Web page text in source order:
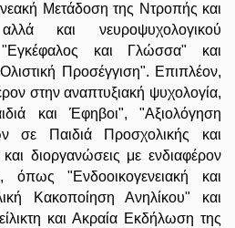
Μετάδοση της Ντροπής και
και νευροψυχολογικού
και Γλώσσα" και
Προσέγγιση". Επιπλέον,
στην αναπτυξιακή ψυχολογία,
και Έφηβοι", "Αξιολόγηση
σε Παιδιά Προσχολικής και
διοργανώσεις με ενδιαφέρον
"Ενδοοικογενειακή και
Κακοποίηση Ανηλίκου" και
και Ακραία Εκδήλωση της